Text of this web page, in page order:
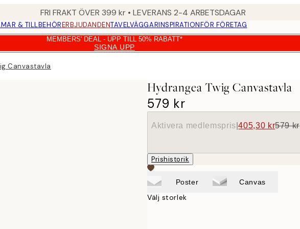
FRI FRAKT ÖVER 399 kr • LEVERANS 2-4 ARBETSDAGAR
& TILLBEHÖRERBJUDANDENTAVELVÄGGARINSPIRATIONFÖR FÖRETAG
MEMBERS' DEAL - UPP TILL 50% RABATT*
SIGNA UPP
Canvastavla
Hydrangea Twig Canvastavla
579 kr
Aktivera medlemspris |405,30 kr579 kr
Prishistorik
Poster Canvas
Välj storlek